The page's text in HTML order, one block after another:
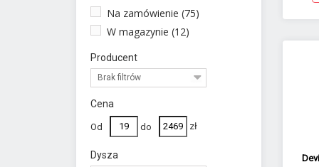
Na zamówienie (75)
W magazynie (12)
Producent
Brak filtrów
Cena
Od do zł
Dysza